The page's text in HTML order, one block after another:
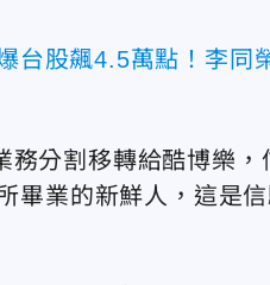
台股飆4.5萬點！李同
分割移轉給酷博樂
畢業的新鮮人，這是